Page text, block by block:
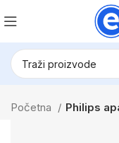
Početna Philips